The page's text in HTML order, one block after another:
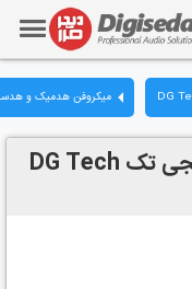
میکروفن هدمیک و
میکروفن بی سیم هدمیک دیجی تک DG Tech